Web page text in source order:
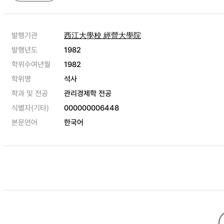
발행기관
西江大學校 經營大學院
발행년도
1982
학위수여년월
1982
학위명
석사
학과 및 전공
관리경제학 전공
식별자(기타)
000000006448
본문언어
한국어